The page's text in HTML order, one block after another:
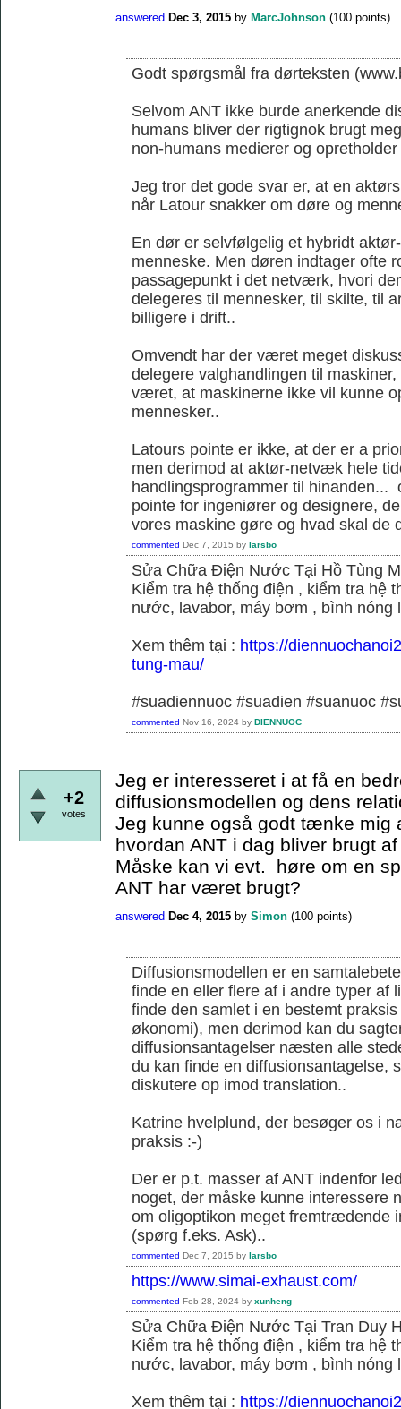
answered Dec 3, 2015 by MarcJohnson (100 points)
Godt spørgsmål fra dørteksten
Selvom ANT ikke burde anerkende
humans bliver der rigtignok brugt
non-humans medierer og
Jeg tror det gode svar er, at en
når Latour snakker om døre og
En dør er selvfølgelig et hybridt
menneske. Men døren indtager ofte
passagepunkt i det netværk, hvori
delegeres til mennesker, til skilte, til
billigere i drift..
Omvendt har der været meget
delegere valghandlingen til
været, at maskinerne ikke vil kunne
mennesker..
Latours pointe er ikke, at der er a
men derimod at aktør-netvæk hele
handlingsprogrammer til hinanden...
pointe for ingeniører og designere,
vores maskine gøre og hvad skal de
commented Dec 7, 2015 by larsbo
Sửa Chữa Điện Nước Tại Hồ Tùng
Kiểm tra hệ thống điện , kiểm tra hệ
nước, lavabor, máy bơm , bình nóng
Xem thêm tại : https://
tung-mau/
#suadiennuoc #suadien #suanuoc
commented Nov 16, 2024 by DIENNUOC
+2
votes
Jeg er interesseret i at få en
diffusionsmodellen og dens
Jeg kunne også godt tænke mig
hvordan ANT i dag bliver brugt
Måske kan vi evt. høre om en
ANT har været brugt?
answered Dec 4, 2015 by Simon (100 points)
Diffusionsmodellen er en
finde en eller flere af i andre typer af
finde den samlet i en bestemt
økonomi), men derimod kan du
diffusionsantagelser næsten alle
du kan finde en diffusionsantagelse,
diskutere op imod translation..
Katrine hvelplund, der besøger os i
praksis :-)
Der er p.t. masser af ANT indenfor
noget, der måske kunne interessere
om oligoptikon meget fremtrædende
(spørg f.eks. Ask)..
commented Dec 7, 2015 by larsbo
https://www.simai-exhaust.com/
commented Feb 28, 2024 by xunheng
Sửa Chữa Điện Nước Tại Tran Duy
Kiểm tra hệ thống điện , kiểm tra hệ
nước, lavabor, máy bơm , bình nóng
Xem thêm tại : https://